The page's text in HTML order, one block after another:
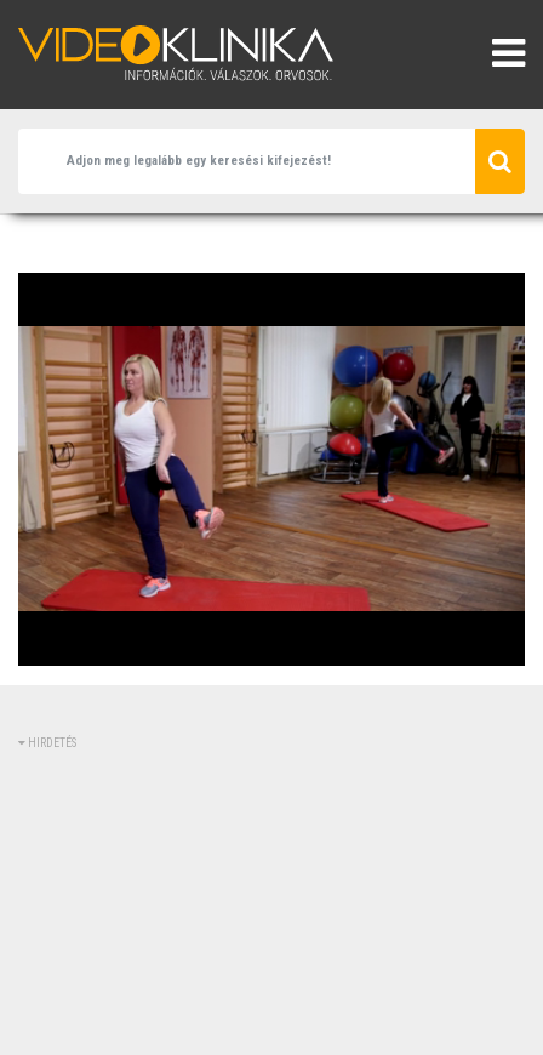
kikapcsolva
0%
0%
HIRDETÉS